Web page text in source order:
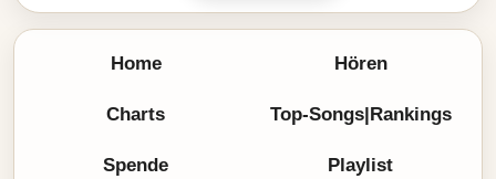
Home Hören
Charts Top-Songs|Rankings
Spende Playlist